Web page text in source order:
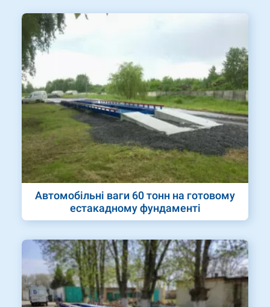
Автомобільні ваги 60 тонн на готовому
естакадному фундаменті